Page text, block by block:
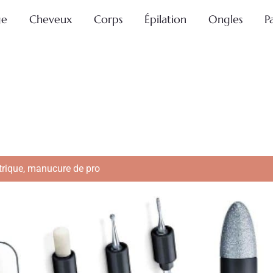
Cheveux Corps Épilation Ongles
manucure de pro